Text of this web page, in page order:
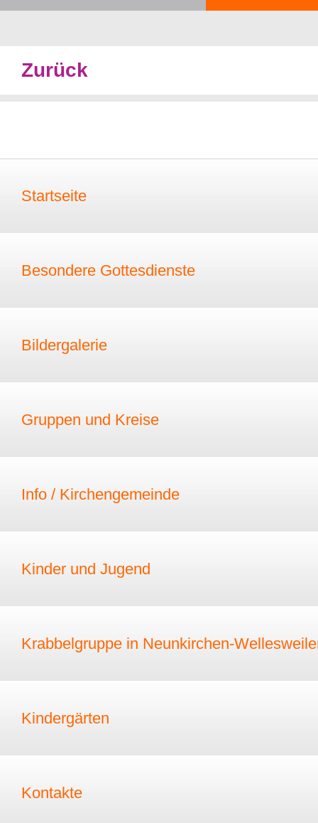
Zurück
Startseite
Besondere Gottesdienste
Bildergalerie
Gruppen und Kreise
Info / Kirchengemeinde
Kinder und Jugend
Krabbelgruppe in Neunkirchen-
Kindergärten
Kontakte